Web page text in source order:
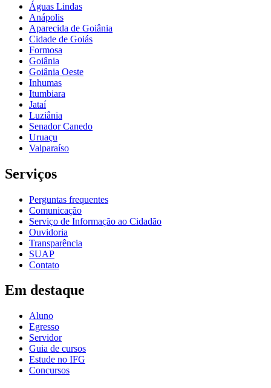
Águas Lindas
Anápolis
Aparecida de Goiânia
Cidade de Goiás
Formosa
Goiânia
Goiânia Oeste
Inhumas
Itumbiara
Jataí
Luziânia
Senador Canedo
Uruaçu
Valparaíso
Serviços
Perguntas frequentes
Comunicação
Serviço de Informação ao Cidadão
Ouvidoria
Transparência
SUAP
Contato
Em destaque
Aluno
Egresso
Servidor
Guia de cursos
Estude no IFG
Concursos